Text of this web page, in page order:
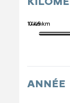
0 km
741 445 km
ANNÉE